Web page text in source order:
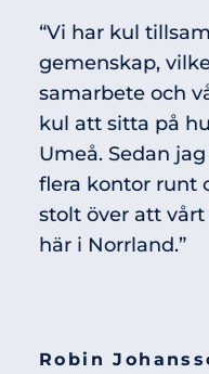
“Vi har kul
gemenskap,
samarbete och
kul att sitta på
Umeå. Sedan
flera kontor runt
stolt över att
här i Norrland.”
Robin